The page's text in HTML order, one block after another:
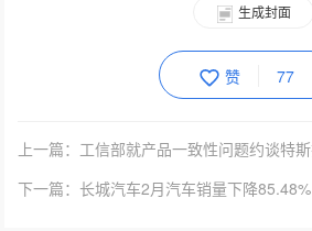
生成封面
赞 77
上一篇：工信部就产品一致性问题约谈特
下一篇：长城汽车2月汽车销量下降